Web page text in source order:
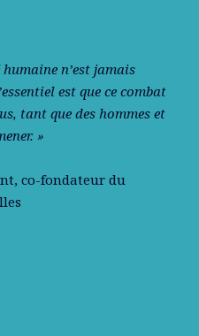
n’est jamais
est que ce combat
tant que des hommes et
»
co-fondateur du